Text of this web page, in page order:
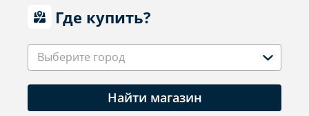
Где купить?
Выберите город
Найти магазин